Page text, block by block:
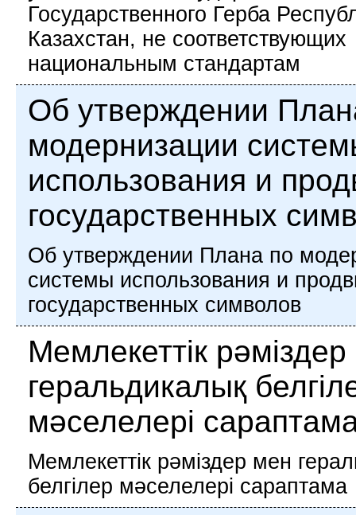
Государственного Герба
Казахстан, не соответствующих
национальным стандартам
Об утверждении
модернизации
использования и
государственных
Об утверждении Плана по
системы использования и
государственных символов
Мемлекеттік
геральдикалық
мәселелері
Мемлекеттік рәміздер мен
белгілер мәселелері сараптама